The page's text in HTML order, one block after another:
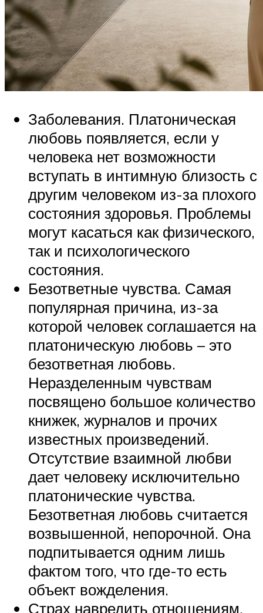
Заболевания. Платоническая
любовь появляется, если у
человека нет возможности
вступать в интимную близость с
другим человеком из-за плохого
состояния здоровья. Проблемы
могут касаться как физического,
так и психологического
состояния.
Безответные чувства. Самая
популярная причина, из-за
которой человек соглашается на
платоническую любовь – это
безответная любовь.
Неразделенным чувствам
посвящено большое количество
книжек, журналов и прочих
известных произведений.
Отсутствие взаимной любви
дает человеку исключительно
платонические чувства.
Безответная любовь считается
возвышенной, непорочной. Она
подпитывается одним лишь
фактом того, что где-то есть
объект вожделения.
Страх навредить отношениям.